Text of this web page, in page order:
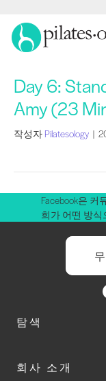
Day 6:
Amy (23
작성자 Pilatesology |
Facebook은
희가 어떤 방
탐색
회사 소개